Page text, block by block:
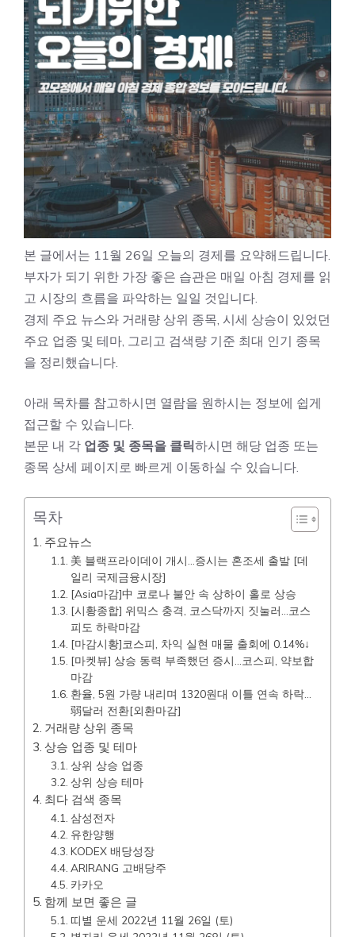
본 글에서는 11월 26일 오늘의 경제를 요약해드립니다.
부자가 되기 위한 가장 좋은 습관은 매일 아침 경제를 읽
고 시장의 흐름을 파악하는 일일 것입니다.
경제 주요 뉴스와 거래량 상위 종목, 시세 상승이 있었던
주요 업종 및 테마, 그리고 검색량 기준 최대 인기 종목
을 정리했습니다.
아래 목차를 참고하시면 열람을 원하시는 정보에 쉽게
접근할 수 있습니다.
본문 내 각 업종 및 종목을 클릭하시면 해당 업종 또는
종목 상세 페이지로 빠르게 이동하실 수 있습니다.
목차
주요뉴스
美 블랙프라이데이 개시…증시는 혼조세 출발 [데
일리 국제금융시장]
[Asia마감]中 코로나 불안 속 상하이 홀로 상승
[시황종합] 위믹스 충격, 코스닥까지 짓눌러…코스
피도 하락마감
[마감시황]코스피, 차익 실현 매물 출회에 0.14%↓
[마켓뷰] 상승 동력 부족했던 증시…코스피, 약보합
마감
환율, 5원 가량 내리며 1320원대 이틀 연속 하락…
弱달러 전환[외환마감]
거래량 상위 종목
상승 업종 및 테마
상위 상승 업종
상위 상승 테마
최다 검색 종목
삼성전자
유한양행
KODEX 배당성장
ARIRANG 고배당주
카카오
함께 보면 좋은 글
띠별 운세 2022년 11월 26일 (토)